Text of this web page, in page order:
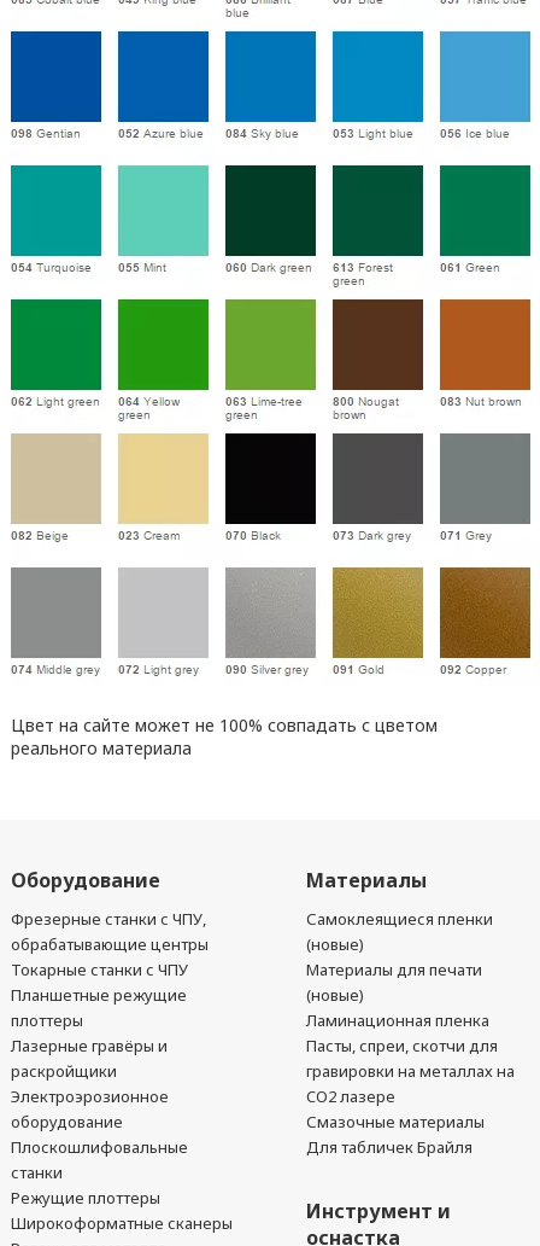
Цвет на сайте может не 100% совпадать с цветом
реального материала
Оборудование
Фрезерные станки с ЧПУ,
обрабатывающие центры
Токарные станки с ЧПУ
Планшетные режущие
плоттеры
Лазерные гравёры и
раскройщики
Электроэрозионное
оборудование
Плоскошлифовальные
станки
Режущие плоттеры
Широкоформатные сканеры
Материалы
Самоклеящиеся пленки
(новые)
Материалы для печати
(новые)
Ламинационная пленка
Пасты, спреи, скотчи для
гравировки на металлах на
CO2 лазере
Смазочные материалы
Для табличек Брайля
Инструмент и
оснастка